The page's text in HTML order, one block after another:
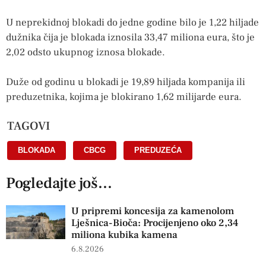
U neprekidnoj blokadi do jedne godine bilo je 1,22 hiljade
dužnika čija je blokada iznosila 33,47 miliona eura, što je
2,02 odsto ukupnog iznosa blokade.
Duže od godinu u blokadi je 19,89 hiljada kompanija ili
preduzetnika, kojima je blokirano 1,62 milijarde eura.
TAGOVI
BLOKADA CBCG PREDUZEĆA
Pogledajte još...
U pripremi koncesija za kamenolom
Lješnica-Bioča: Procijenjeno oko 2,34
miliona kubika kamena
6.8.2026